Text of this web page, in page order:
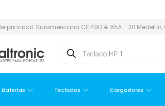
principal: Suramericana Cll 48D # 65A - 20 Medellín,
Baterías Teclados Cargadores